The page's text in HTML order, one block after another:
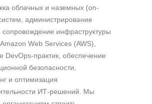
облачных и наземных (on-
администрирование
сопровождение инфраструктуры
Web Services (AWS),
DevOps-практик, обеспечение
безопасности,
и оптимизация
ИТ-решений. Мы